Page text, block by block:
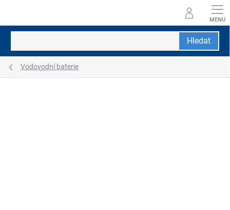
Hledat
Vodovodní baterie